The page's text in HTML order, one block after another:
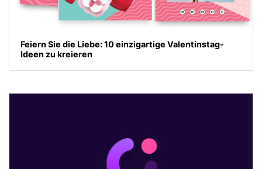
Feiern Sie die Liebe: 10 einzigartige Valentinstag-
Ideen zu kreieren